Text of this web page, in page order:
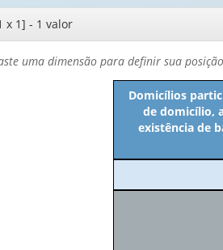
x 1] - 1 valor
uma dimensão para definir sua posição
Domicílios
de domicílio,
existência de